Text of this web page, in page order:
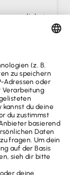
möglichst
möglichst
Ob
oder
absetzen